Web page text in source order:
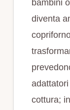
bambini
diventa
cottura;